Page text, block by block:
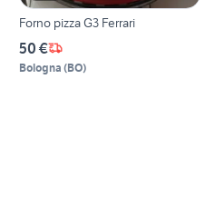
Forno pizza G3 Ferrari
50 €
Bologna (BO)